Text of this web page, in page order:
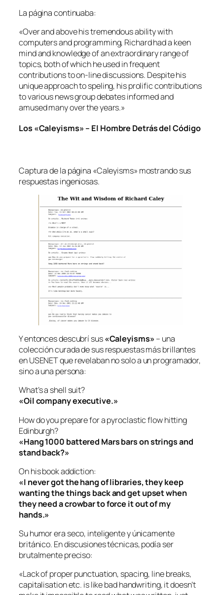
La página continuaba:
«Over and above his tremendous ability with
computers and programming, Richard had a keen
mind and knowledge of an extraordinary range of
topics, both of which he used in frequent
contributions to on-line discussions. Despite his
unique approach to speling, his prolific contributions
to various news group debates informed and
amused many over the years.»
Los «Caleyisms» – El Hombre Detrás del Código
Captura de la página «Caleyisms» mostrando sus
respuestas ingeniosas.
Y entonces descubrí sus«Caleyisms» – una
colección curada de sus respuestas más brillantes
en USENET que revelaban no solo a un programador,
sino a una persona:
What’s a shell suit?
«Oil company executive.»
How do you prepare for a pyroclastic flow hitting
Edinburgh?
«Hang 1000 battered Mars bars on strings and
stand back?»
On his book addiction:
«I never got the hang of libraries, they keep
wanting the things back and get upset when
they need a crowbar to force it out of my
hands.»
Su humor era seco, inteligente y únicamente
británico. En discusiones técnicas, podía ser
brutalmente preciso:
«Lack of proper punctuation, spacing, line breaks,
capitalisation etc. is like bad handwriting, it doesn’t